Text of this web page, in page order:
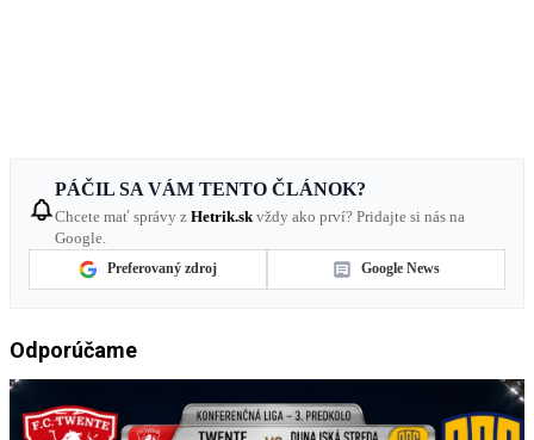
PÁČIL SA VÁM TENTO ČLÁNOK?
Chcete mať správy z Hetrik.sk vždy ako prví? Pridajte si nás na
Google.
Preferovaný zdroj Google News
Odporúčame